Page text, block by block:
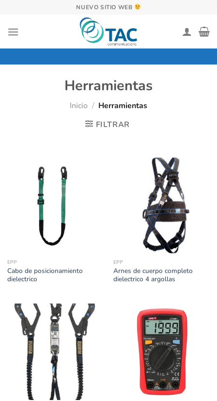
contenido
NUEVO SITIO WEB
Herramientas
Inicio / Herramientas
FILTRAR
EPP
Cabo de posicionamiento
dielectrico
EPP
Arnes de cuerpo completo
dielectrico 4 argollas